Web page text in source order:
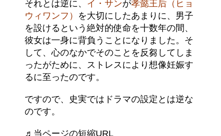
それとは逆に、 イ・サンが孝懿王后（ヒョ
ウィワンフ） を大切にしたあまりに、男子
を設けるという絶対的使命を十数年の間、
彼女は一身に背負うことになりました。そ
して、心のなかでそのことを反芻してしま
ったがために、ストレスにより想像妊娠す
るに至ったのです。
ですので、史実ではドラマの設定とは逆な
のです。
♬当ページの短縮URL